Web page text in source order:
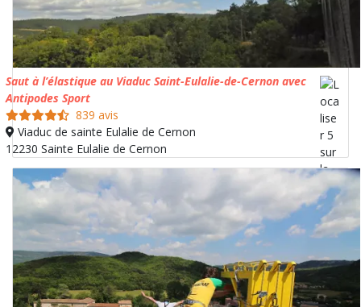
Saut à l’élastique au Viaduc Saint-Eulalie-de-Cernon avec
Antipodes Sport
839 avis
Viaduc de sainte Eulalie de Cernon
12230 Sainte Eulalie de Cernon